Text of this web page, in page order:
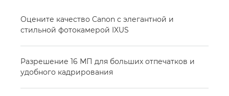
Оцените качество Canon с элегантной и
стильной фотокамерой IXUS
Разрешение 16 МП для больших отпечатков и
удобного кадрирования